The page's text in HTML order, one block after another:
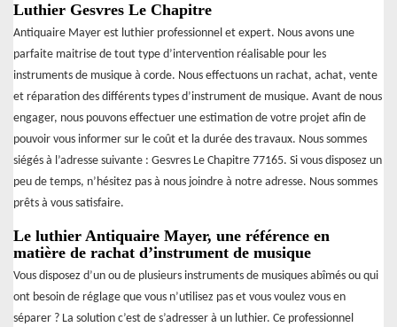
Luthier Gesvres Le Chapitre
Antiquaire Mayer est luthier professionnel et expert. Nous avons une
parfaite maitrise de tout type d’intervention réalisable pour les
instruments de musique à corde. Nous effectuons un rachat, achat, vente
et réparation des différents types d’instrument de musique. Avant de nous
engager, nous pouvons effectuer une estimation de votre projet afin de
pouvoir vous informer sur le coût et la durée des travaux. Nous sommes
siégés à l’adresse suivante : Gesvres Le Chapitre 77165. Si vous disposez un
peu de temps, n’hésitez pas à nous joindre à notre adresse. Nous sommes
prêts à vous satisfaire.
Le luthier Antiquaire Mayer, une référence en
matière de rachat d’instrument de musique
Vous disposez d’un ou de plusieurs instruments de musiques abîmés ou qui
ont besoin de réglage que vous n’utilisez pas et vous voulez vous en
séparer ? La solution c’est de s’adresser à un luthier. Ce professionnel